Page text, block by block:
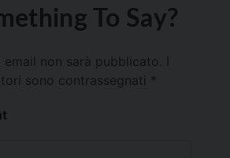
To Say?
email non sarà pubblicato.
sono contrassegnati *